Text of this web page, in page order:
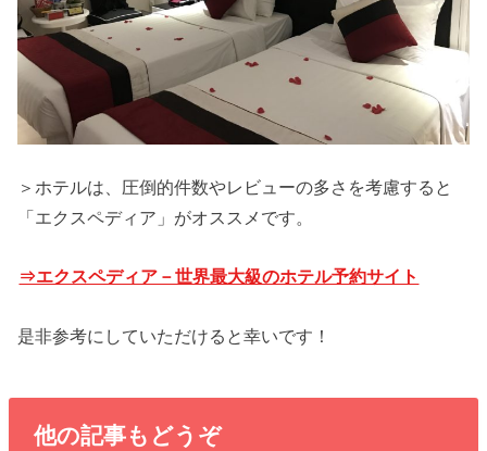
＞ホテルは、圧倒的件数やレビューの多さを考慮すると
「エクスペディア」がオススメです。
⇒エクスペディア－世界最大級のホテル予約サイト
是非参考にしていただけると幸いです！
他の記事もどうぞ